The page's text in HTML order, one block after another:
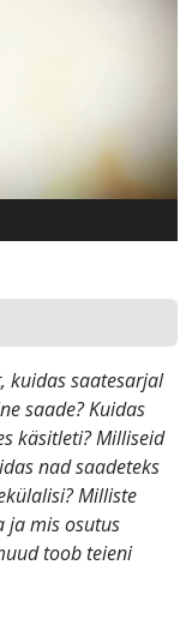
kuidas saatesarjal
saade? Kuidas
käsitleti? Milliseid
nad saadeteks
Milliste
ja mis osutus
toob teieni